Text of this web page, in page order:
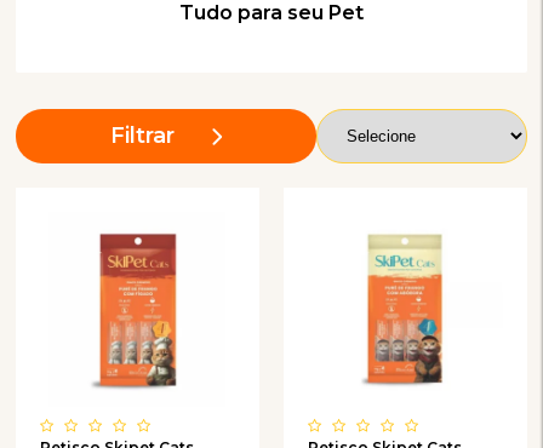
Tudo para seu Pet
Filtrar